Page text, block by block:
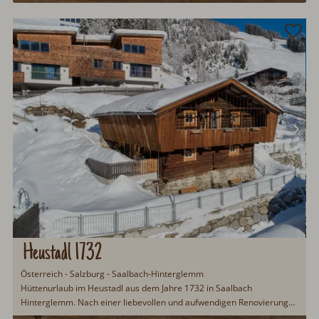
Heustadl 1732
Österreich - Salzburg - Saalbach-Hinterglemm
Hüttenurlaub im Heustadl aus dem Jahre 1732 in Saalbach
Hinterglemm. Nach einer liebevollen und aufwendigen Renovierung